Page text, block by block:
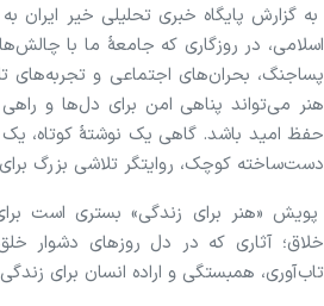
به گزارش پایگاه خبری تحلیلی خیر ایران
اسلامی، در روزگاری که جامعهٔ ما با
پساجنگ، بحران‌های اجتماعی و تجربه‌های
هنر می‌تواند پناهی امن برای دل‌ها و راهی
حفظ امید باشد. گاهی یک نوشتهٔ کوتاه،
دست‌ساخته کوچک، روایتگر تلاشی بزرگ
پویش «هنر برای زندگی» بستری است
خلاق؛ آثاری که در دل روزهای دشوار خلق
تاب‌آوری، همبستگی و اراده انسان برای